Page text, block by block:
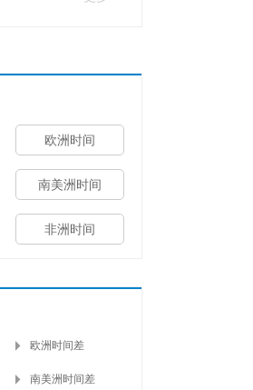
欧洲时间
南美洲时间
非洲时间
欧洲时间差
南美洲时间差